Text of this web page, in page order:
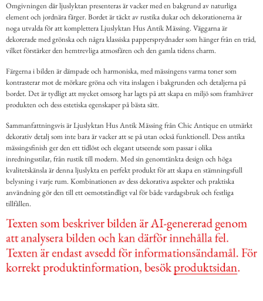
Omgivningen där ljuslyktan presenteras är vacker med en bakgrund av naturliga
element och jordnära färger. Bordet är täckt av rustika dukar och dekorationerna är
noga utvalda för att komplettera Ljuslyktan Hus Antik Mässing. Väggarna är
dekorerade med grönska och några klassiska pappersprydnader som hänger från en tråd,
vilket förstärker den hemtrevliga atmosfären och den gamla tidens charm.
Färgerna i bilden är dämpade och harmoniska, med mässingens varma toner som
kontrasterar mot de mörkare gröna och vita inslagen i bakgrunden och detaljerna på
bordet. Det är tydligt att mycket omsorg har lagts på att skapa en miljö som framhäver
produkten och dess estetiska egenskaper på bästa sätt.
Sammanfattningsvis är Ljuslyktan Hus Antik Mässing från Chic Antique en utmärkt
dekorativ detalj som inte bara är vacker att se på utan också funktionell. Dess antika
mässingsfinish ger den ett tidlöst och elegant utseende som passar i olika
inredningsstilar, från rustik till modern. Med sin genomtänkta design och höga
kvalitetskänsla är denna ljuslykta en perfekt produkt för att skapa en stämningsfull
belysning i varje rum. Kombinationen av dess dekorativa aspekter och praktiska
användning gör den till ett oemotståndligt val för både vardagsbruk och festliga
tillfällen.